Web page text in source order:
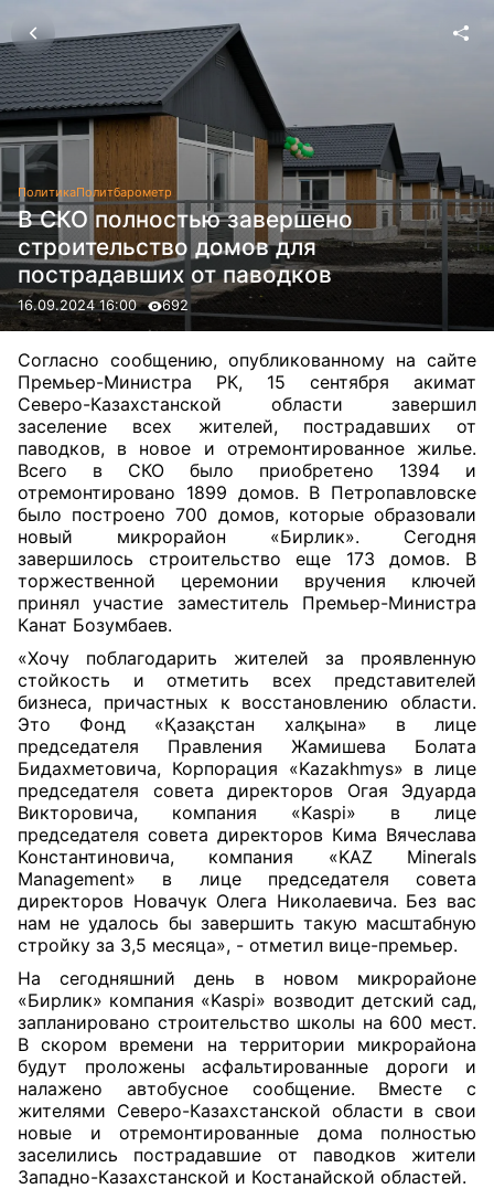
ПолитикаПолитбарометр
В СКО полностью завершено
строительство домов для
пострадавших от паводков
16.09.2024 16:00 692
Согласно сообщению, опубликованному на сайте
Премьер-Министра РК, 15 сентября акимат
Северо-Казахстанской области завершил
заселение всех жителей, пострадавших от
паводков, в новое и отремонтированное жилье.
Всего в СКО было приобретено 1394 и
отремонтировано 1899 домов. В Петропавловске
было построено 700 домов, которые образовали
новый микрорайон «Бирлик». Сегодня
завершилось строительство еще 173 домов. В
торжественной церемонии вручения ключей
принял участие заместитель Премьер-Министра
Канат Бозумбаев.
«Хочу поблагодарить жителей за проявленную
стойкость и отметить всех представителей
бизнеса, причастных к восстановлению области.
Это Фонд «Қазақстан халқына» в лице
председателя Правления Жамишева Болата
Бидахметовича, Корпорация «Kazakhmys» в лице
председателя совета директоров Огая Эдуарда
Викторовича, компания «Kaspi» в лице
председателя совета директоров Кима Вячеслава
Константиновича, компания «KAZ Minerals
Management» в лице председателя совета
директоров Новачук Олега Николаевича. Без вас
нам не удалось бы завершить такую масштабную
стройку за 3,5 месяца», - отметил вице-премьер.
На сегодняшний день в новом микрорайоне
«Бирлик» компания «Kaspi» возводит детский сад,
запланировано строительство школы на 600 мест.
В скором времени на территории микрорайона
будут проложены асфальтированные дороги и
налажено автобусное сообщение. Вместе с
жителями Северо-Казахстанской области в свои
новые и отремонтированные дома полностью
заселились пострадавшие от паводков жители
Западно-Казахстанской и Костанайской областей.